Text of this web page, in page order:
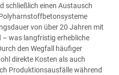
schließlich einen Austausch
von über 20 Jahren mit
was langfristig erhebliche
den Wegfall häufiger
direkte Kosten als auch
Produktionsausfälle während